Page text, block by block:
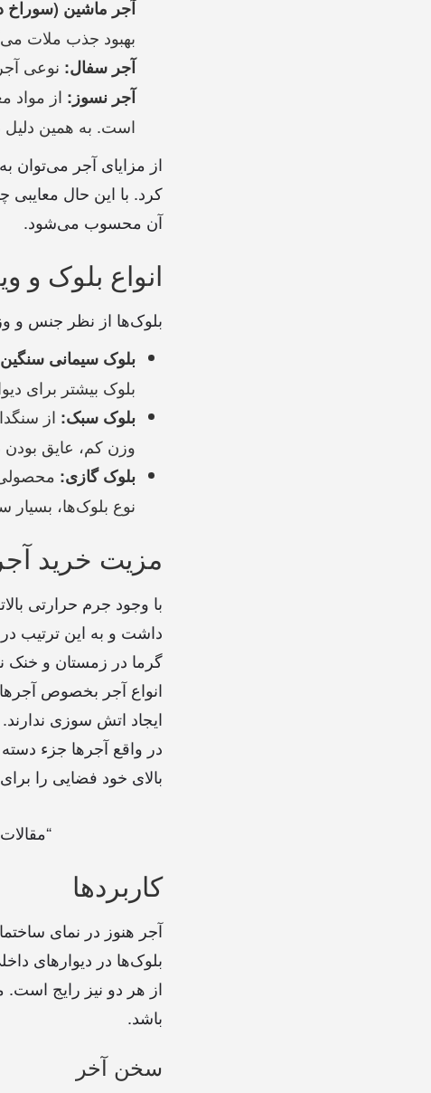
آجر ماشین (سوراخ
بهبود جذب ملات
آجر سفال: نوعی
آجر نسوز: از مواد
است. به همین دلیل
از مزایای آجر می‌توان
کرد. با این حال
آن محسوب می‌شود.
انواع بلوک و
بلوک‌ها از نظر جنس و
بلوک سیمانی
بلوک بیشتر برای
بلوک سبک: از
وزن کم، عایق
بلوک گازی:
نوع بلوک‌ها،
مزیت خرید
با وجود جرم حرارتی
داشت و به این ترتیب
گرما در زمستان و خنک
انواع آجر بخصوص
ایجاد اتش سوزی ندارند.
در واقع آجرها جزء
بالای خود فضایی را
کاربردها
آجر هنوز در نمای
بلوک‌ها در دیوارهای
از هر دو نیز رایج است.
باشد.
سخن آخر